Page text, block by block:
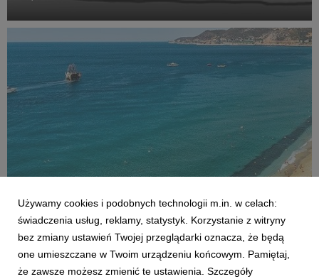
AKTUALNOŚCI
Czy Polacy potrafią wypoczywać? Co czwarty
sprawdza służbowe maile na wakacjach
2 lipca 2026
Używamy cookies i podobnych technologii m.in. w celach:
świadczenia usług, reklamy, statystyk. Korzystanie z witryny
bez zmiany ustawień Twojej przeglądarki oznacza, że będą
one umieszczane w Twoim urządzeniu końcowym. Pamiętaj,
że zawsze możesz zmienić te ustawienia. Szczegóły